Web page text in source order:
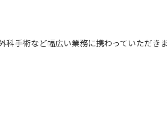
手術など幅広い業務に携わっていただき